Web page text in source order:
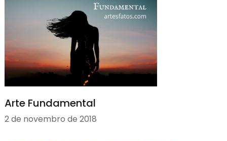
Arte Fundamental
2 de novembro de 2018